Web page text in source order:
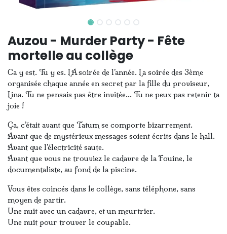
Auzou - Murder Party - Fête
mortelle au collège
Ca y est. Tu y es. LA soirée de l’année. La soirée des 3ème
organisée chaque année en secret par la fille du proviseur,
Lina. Tu ne pensais pas être invitée… Tu ne peux pas retenir ta
joie !
Ça, c’était avant que Tatum se comporte bizarrement.
Avant que de mystérieux messages soient écrits dans le hall.
Avant que l’électricité saute.
Avant que vous ne trouviez le cadavre de la Fouine, le
documentaliste, au fond de la piscine.
Vous êtes coincés dans le collège, sans téléphone, sans
moyen de partir.
Une nuit avec un cadavre, et un meurtrier.
Une nuit pour trouver le coupable.